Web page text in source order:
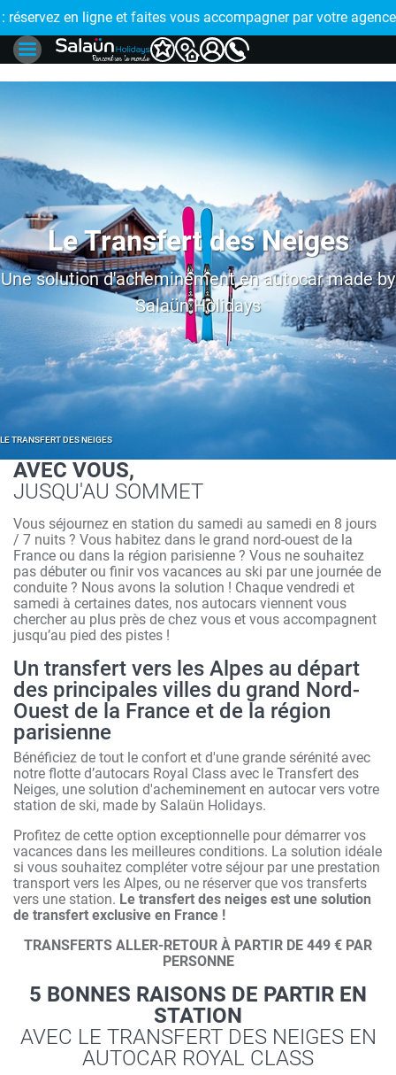
par votre agence de proximité
🤩 PAIEMENT EN PLUSIEURS FOIS : réglez votre
Le Transfert des Neiges
Une solution d'acheminement en autocar made by
Salaün Holidays
LE TRANSFERT DES NEIGES
AVEC VOUS,
JUSQU'AU SOMMET
Vous séjournez en station du samedi au samedi en 8 jours
/ 7 nuits ? Vous habitez dans le grand nord-ouest de la
France ou dans la région parisienne ? Vous ne souhaitez
pas débuter ou finir vos vacances au ski par une journée de
conduite ? Nous avons la solution ! Chaque vendredi et
samedi à certaines dates, nos autocars viennent vous
chercher au plus près de chez vous et vous accompagnent
jusqu’au pied des pistes !
Un transfert vers les Alpes au départ
des principales villes du grand Nord-
Ouest de la France et de la région
parisienne
Bénéficiez de tout le confort et d'une grande sérénité avec
notre flotte d’autocars Royal Class avec le Transfert des
Neiges, une solution d'acheminement en autocar vers votre
station de ski, made by Salaün Holidays.
Profitez de cette option exceptionnelle pour démarrer vos
vacances dans les meilleures conditions. La solution idéale
si vous souhaitez compléter votre séjour par une prestation
transport vers les Alpes, ou ne réserver que vos transferts
vers une station. Le transfert des neiges est une solution
de transfert exclusive en France !
TRANSFERTS ALLER-RETOUR À PARTIR DE 449 € PAR
PERSONNE
5 BONNES RAISONS DE PARTIR EN
STATION
AVEC LE TRANSFERT DES NEIGES EN
AUTOCAR ROYAL CLASS